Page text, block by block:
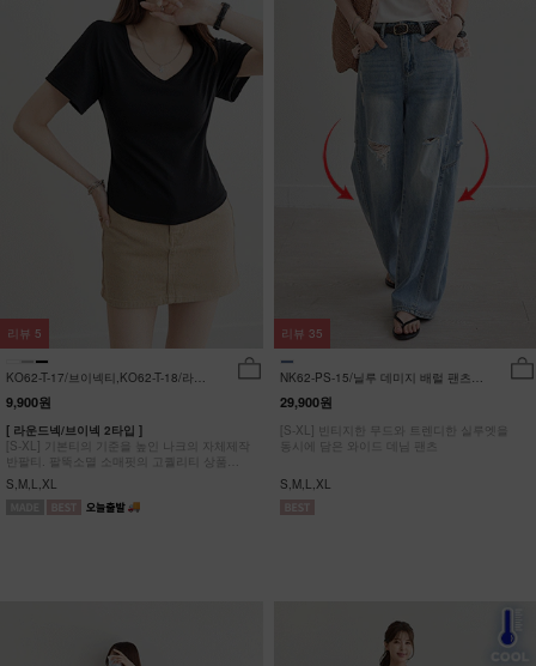
KO62-T-17/브이넥티,KO62-T-18/라운
드티_YN
9,900원
[ 라운드넥/브이넥 2타입 ]
[S-XL] 기본티의 기준을 높인 나크의 자체제작
반팔티. 팔뚝소멸 소매핏의 고퀄리티 상품
#NAK MADE.
S,M,L,XL
리뷰 5
NK62-PS-15/닐루 데미지 배럴 팬츠
29,900원
[S-XL] 빈티지한 무드와 트렌디한 실루엣을
동시에 담은 와이드 데님 팬츠
S,M,L,XL
리뷰 35